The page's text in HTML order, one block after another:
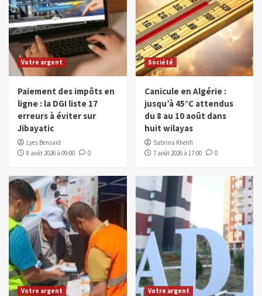
Votre argent
Paiement des impôts en
ligne : la DGI liste 17
erreurs à éviter sur
Jibayatic
Lyes Bensaïd
8 août 2026 à 09:00
0
Société
Canicule en Algérie :
jusqu’à 45°C attendus
du 8 au 10 août dans
huit wilayas
Sabrina Khelifi
7 août 2026 à 17:00
0
Votre argent Votre argent